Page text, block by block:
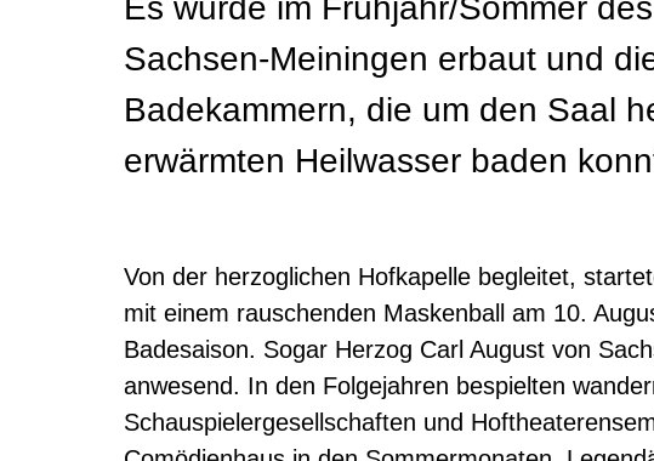
Sachsen-Meiningen erbaut und
Badekammern, die um den Saal
erwärmten Heilwasser baden
Von der herzoglichen Hofkapelle begleitet,
mit einem rauschenden Maskenball am 10.
Badesaison. Sogar Herzog Carl August von
anwesend. In den Folgejahren bespielten
Schauspielergesellschaften und